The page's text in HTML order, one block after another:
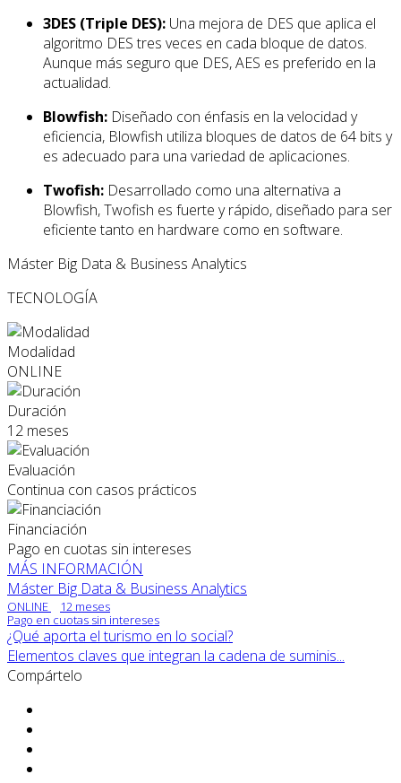
3DES (Triple DES): Una mejora de DES que aplica el
algoritmo DES tres veces en cada bloque de datos.
Aunque más seguro que DES, AES es preferido en la
actualidad.
Blowfish: Diseñado con énfasis en la velocidad y
eficiencia, Blowfish utiliza bloques de datos de 64 bits y
es adecuado para una variedad de aplicaciones.
Twofish: Desarrollado como una alternativa a
Blowfish, Twofish es fuerte y rápido, diseñado para ser
eficiente tanto en hardware como en software.
Máster Big Data & Business Analytics
TECNOLOGÍA
Modalidad
ONLINE
Duración
12 meses
Evaluación
Continua con casos prácticos
Financiación
Pago en cuotas sin intereses
MÁS INFORMACIÓN
Máster Big Data & Business Analytics
ONLINE
12 meses
Pago en cuotas sin intereses
¿Qué aporta el turismo en lo social?
Elementos claves que integran la cadena de suminis...
Compártelo